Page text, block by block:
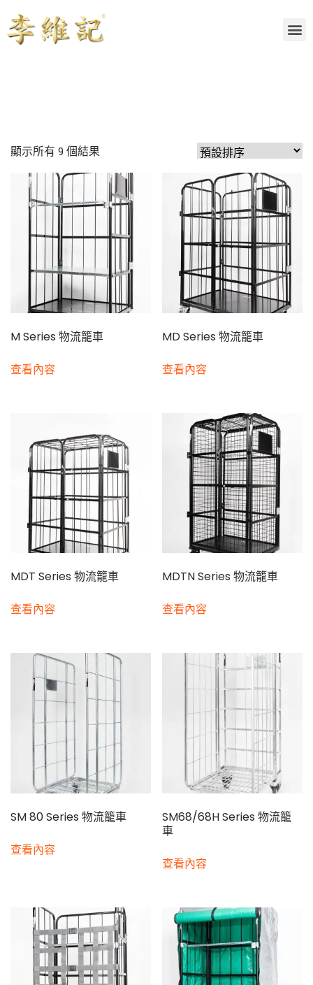
顯示所有 9 個結果
M Series 物流籠車
查看內容
MD Series 物流籠車
查看內容
MDT Series 物流籠車
查看內容
MDTN Series 物流籠車
查看內容
SM 80 Series 物流籠車
查看內容
SM68/68H Series 物流籠
車
查看內容